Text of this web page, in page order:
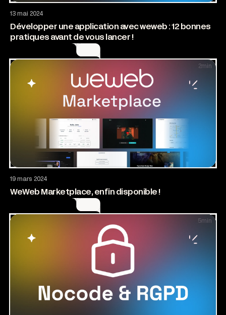
13 mai 2024
Développer une application avec weweb : 12 bonnes
pratiques avant de vous lancer !
19 mars 2024
WeWeb Marketplace, enfin disponible !
2 min
5 min